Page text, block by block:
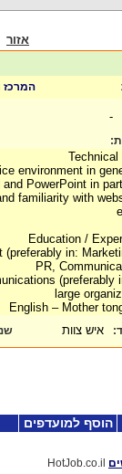
אזור
המרכז
-
environment in
PowerPoint in
familiarity with
Education /
(preferably in:
PR,
(preferably
large
איש צוות
הוסף למועדפים